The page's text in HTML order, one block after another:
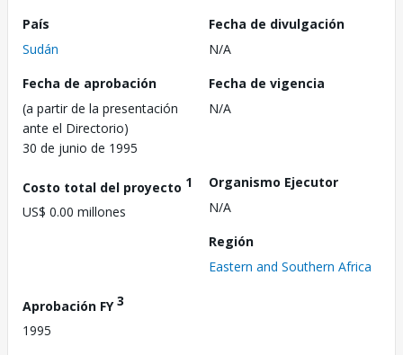
País
Sudán
Fecha de divulgación
N/A
Fecha de aprobación
(a partir de la presentación
ante el Directorio)
30 de junio de 1995
Fecha de vigencia
N/A
Costo total del proyecto 1
US$ 0.00 millones
Organismo Ejecutor
N/A
Región
Eastern and Southern Africa
Aprobación FY3
1995